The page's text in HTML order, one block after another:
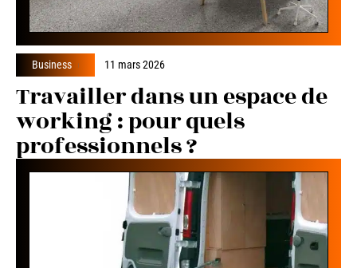
Business 11 mars 2026
Travailler dans un espace de
working : pour quels
professionnels ?